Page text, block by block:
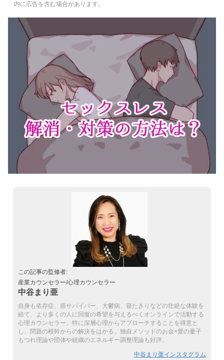
内に広告を含む場合があります。
この記事の監修者:
産業カウンセラー/心理カウンセラー
中谷まり亜
自身も依存症、癌サバイバー、大鬱病、寝たきりなどの壮絶な体験を
経て、より多くの人に回復の希望を与えるべくオンラインで活動する
心理カウンセラー。特に深層心理からアプローチすることを得意と
し、問題の根幹からの解決をはかる。独自メソッドのお金×愛の量子
もつれ理論や団体や組織のエネルギー調整理論も好評。
中谷まり亜インスタグラム